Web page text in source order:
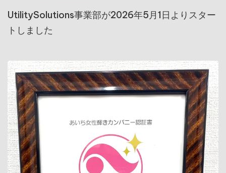
UtilitySolutions事業部が2026年5月1日よりスター
トしました